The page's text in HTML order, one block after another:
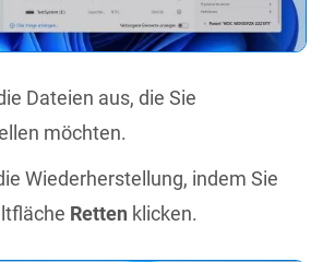
Dateien aus, die Sie
möchten.
Wiederherstellung, indem Sie
Retten klicken.